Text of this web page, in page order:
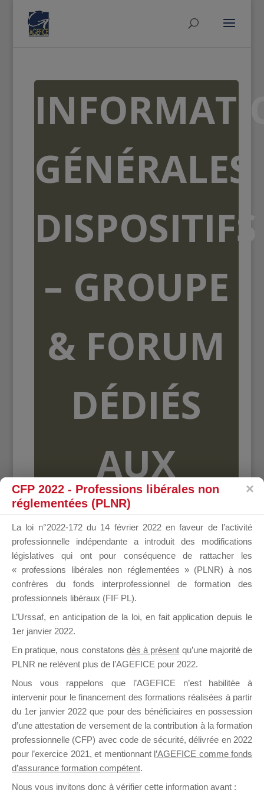
GÉNÉRALES
DISPOSITIFS
– GROUPE
& FORUM
DÉDIÉS
AUX
DE
il y a 16 heures
formation. Il accueille également les Conseillers
CFP 2022 - Professions libérales non
réglementées (PLNR)
La loi n°2022-172 du 14 février 2022 en faveur de l’activité
professionnelle indépendante a introduit des modifications
législatives qui ont pour conséquence de rattacher les
« professions libérales non réglementées » (PLNR) à nos
confrères du fonds interprofessionnel de formation des
professionnels libéraux (FIF PL).
L’Urssaf, en anticipation de la loi, en fait application depuis le
1er janvier 2022.
En pratique, nous constatons dès à présent qu’une majorité de
PLNR ne relèvent plus de l’AGEFICE pour 2022.
Nous vous rappelons que l’AGEFICE n’est habilitée à
intervenir pour le financement des formations réalisées à partir
du 1er janvier 2022 que pour des bénéficiaires en possession
d’une attestation de versement de la contribution à la formation
professionnelle (CFP) avec code de sécurité, délivrée en 2022
pour l’exercice 2021, et mentionnant l’AGEFICE comme fonds
d’assurance formation compétent.
Nous vous invitons donc à vérifier cette information avant :